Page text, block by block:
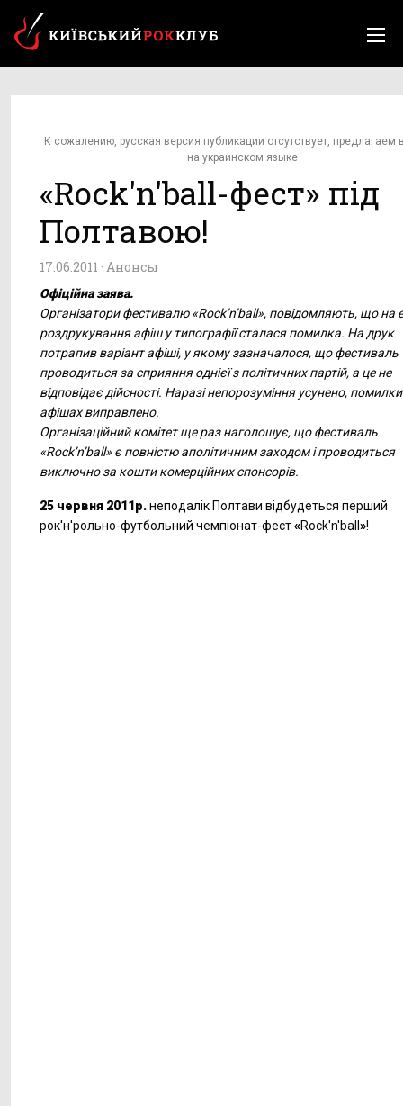
К сожалению, русская версия публикации отсутствует, предлагаем
на украинском языке
«Rock'n'ball-фест» під
Полтавою!
17.06.2011 · Анонсы
Офіційна заява.
Організатори фестивалю «Rock’n’ball», повідомляють, що на
роздрукування афіш у типографії сталася помилка. На друк
потрапив варіант афіші, у якому зазначалося, що фестиваль
проводиться за сприяння однієї з політичних партій, а це не
відповідає дійсності. Наразі непорозуміння усунено,
афішах виправлено.
Організаційний комітет ще раз наголошує, що фестиваль
«Rock’n’ball» є повністю аполітичним заходом і проводиться
виключно за кошти комерційних спонсорів.
25 червня 2011р.неподалік Полтави відбудеться перший
рок'н'рольно-футбольний чемпіонат-фест«Rock'n'ball »!